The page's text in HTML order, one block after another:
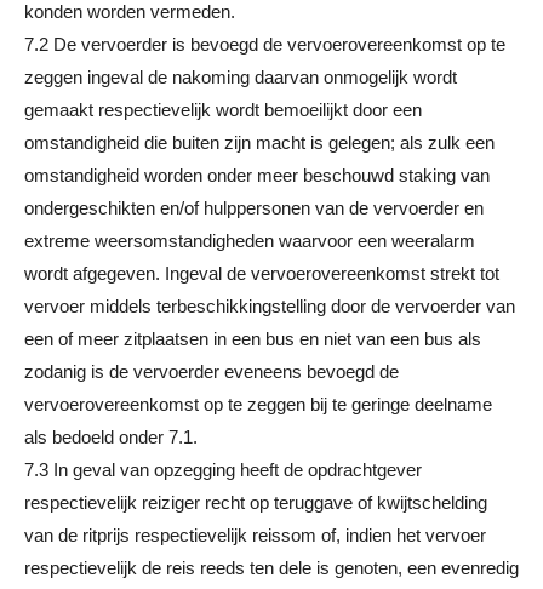
konden worden vermeden.
7.2 De vervoerder is bevoegd de vervoerovereenkomst op te
zeggen ingeval de nakoming daarvan onmogelijk wordt
gemaakt respectievelijk wordt bemoeilijkt door een
omstandigheid die buiten zijn macht is gelegen; als zulk een
omstandigheid worden onder meer beschouwd staking van
ondergeschikten en/of hulppersonen van de vervoerder en
extreme weersomstandigheden waarvoor een weeralarm
wordt afgegeven. Ingeval de vervoerovereenkomst strekt tot
vervoer middels terbeschikkingstelling door de vervoerder van
een of meer zitplaatsen in een bus en niet van een bus als
zodanig is de vervoerder eveneens bevoegd de
vervoerovereenkomst op te zeggen bij te geringe deelname
als bedoeld onder 7.1.
7.3 In geval van opzegging heeft de opdrachtgever
respectievelijk reiziger recht op teruggave of kwijtschelding
van de ritprijs respectievelijk reissom of, indien het vervoer
respectievelijk de reis reeds ten dele is genoten, een evenredig